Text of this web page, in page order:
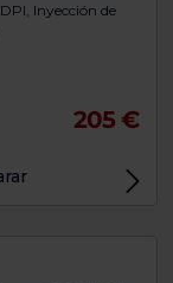
Inyección de
205 €